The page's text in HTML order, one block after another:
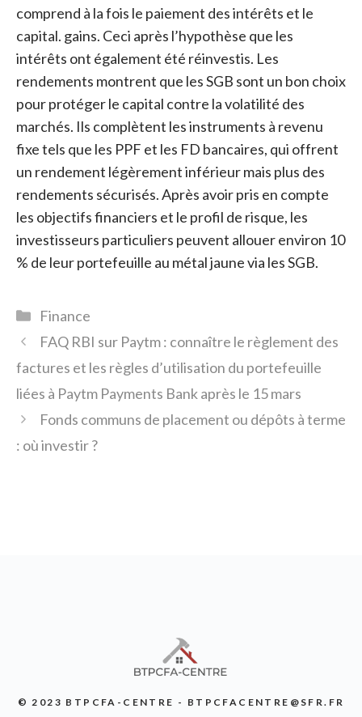
comprend à la fois le paiement des intérêts et le
capital. gains. Ceci après l’hypothèse que les
intérêts ont également été réinvestis. Les
rendements montrent que les SGB sont un bon choix
pour protéger le capital contre la volatilité des
marchés. Ils complètent les instruments à revenu
fixe tels que les PPF et les FD bancaires, qui offrent
un rendement légèrement inférieur mais plus des
rendements sécurisés. Après avoir pris en compte
les objectifs financiers et le profil de risque, les
investisseurs particuliers peuvent allouer environ 10
% de leur portefeuille au métal jaune via les SGB.
Catégories
Finance
FAQ RBI sur Paytm : connaître le règlement des
factures et les règles d’utilisation du portefeuille
liées à Paytm Payments Bank après le 15 mars
Fonds communs de placement ou dépôts à terme
: où investir ?
© 2023 BTPCFA-CENTRE - BTPCFACENTRE@SFR.FR